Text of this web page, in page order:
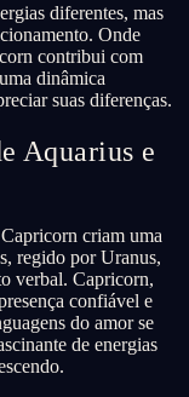
diferentes, mas
Onde
contribui com
dinâmica
suas diferenças.
Aquarius e
criam uma
regido por Uranus,
verbal. Capricorn,
confiável e
do amor se
de energias